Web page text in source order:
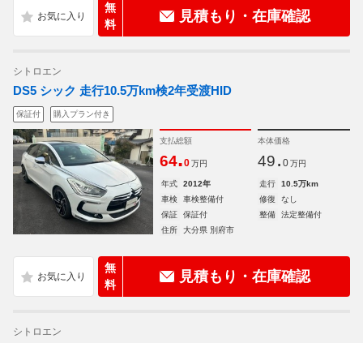
無
料
見積もり・在庫確認
シトロエン
DS5 シック 走行10.5万km検2年受渡HID
保証付 購入プラン付き
支払総額
64.0 万円
本体価格
49. 0 万円
年式 2012年 走行
10.5万km
車検
車検整備付 修復
なし
保証
保証付 整備
法定整備付
住所
大分県 別府市
無
料
見積もり・在庫確認
シトロエン